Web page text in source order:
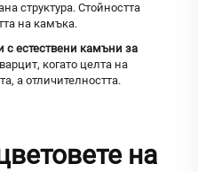
структура. Стойността
на камъка.
с естествени камъни за
когато целта на
а отличителността.
на